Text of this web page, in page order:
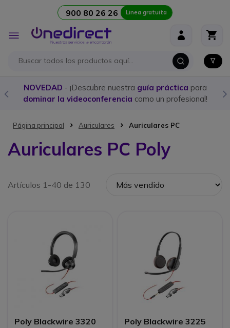
900 80 26 26 Linea gratuita
Toggle
Nav
Compra aquí losmejores Walkies con licenciay
programación personalizada
Página principal Auriculares Auriculares PC
Auriculares PC Poly
Artículos 1-40 de 130
Poly Blackwire 3320
Poly Blackwire 3225